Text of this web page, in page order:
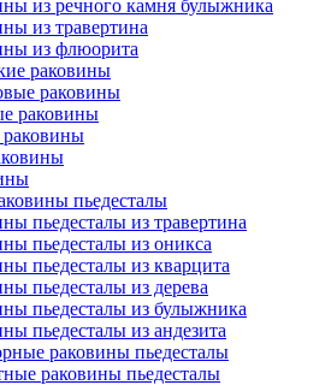
из речного камня булыжника
из травертина
из флюорита
раковины
раковины
раковины
пьедесталы
пьедесталы из травертина
пьедесталы из оникса
пьедесталы из кварцита
пьедесталы из дерева
пьедесталы из булыжника
пьедесталы из андезита
раковины пьедесталы
раковины пьедесталы